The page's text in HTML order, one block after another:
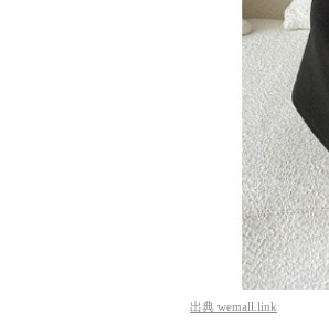
出典 wemall.link